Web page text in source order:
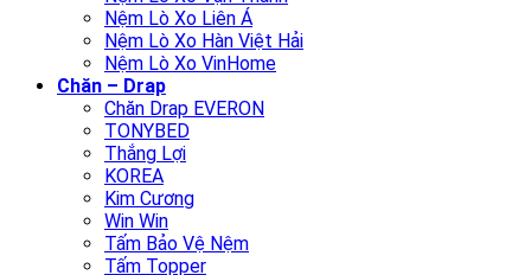
Nệm Lò Xo Liên Á
Nệm Lò Xo Hàn Việt Hải
Nệm Lò Xo VinHome
Chăn – Drap
Chăn Drap EVERON
TONYBED
Thắng Lợi
KOREA
Kim Cương
Win Win
Tấm Bảo Vệ Nệm
Tấm Topper